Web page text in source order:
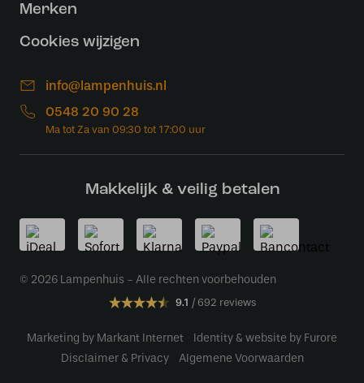
Merken
Cookies wijzigen
info@lampenhuis.nl
0548 20 90 28
Makkelijk & veilig betalen
© 2026 Lampenhuis - Alle rechten voorbehouden
9.1 692 reviews
Marketing by Markant Internet
Identity & website by Furore
Disclaimer & Privacy
Algemene Voorwaarden